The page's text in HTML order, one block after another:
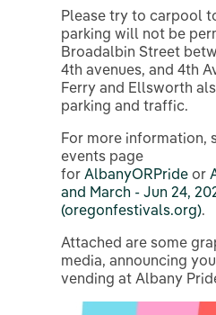
Please try to carpool
parking will not be
Broadalbin Street
4th avenues, and 4th
Ferry and Ellsworth
parking and traffic.
For more information,
events page
for AlbanyORPride or
and March - Jun 24,
(oregonfestivals.org).
Attached are some
media, announcing
vending at Albany